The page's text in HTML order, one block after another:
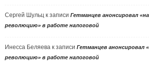
Сергей Шульц к записи Гетманцев анонсировал
революцию» в работе налоговой
Инесса Беляева к записи Гетманцев анонсировал
революцию» в работе налоговой